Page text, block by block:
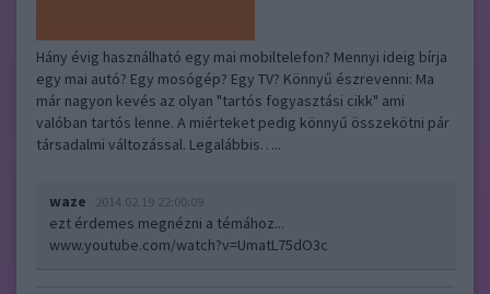
Hány évig használható egy mai mobiltelefon? Mennyi ideig bírja
egy mai autó? Egy mosógép? Egy TV? Könnyű észrevenni: Ma
már nagyon kevés az olyan "tartós fogyasztási cikk" ami
valóban tartós lenne. A miérteket pedig könnyű összekötni pár
társadalmi változással. Legalábbis…..
waze 2014.02.19 22:00:09
ezt érdemes megnézni a témához...
www.youtube.com/watch?v=UmatL75dO3c